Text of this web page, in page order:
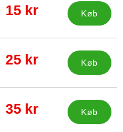
pris
15 kr Køb
pris
25 kr Køb
pris
35 kr Køb